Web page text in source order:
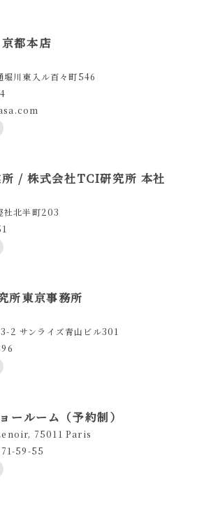
都本店
堀川東入ル百々町546
所 / 株式会社TCI研究所 本社
社北半町203
所東京事務所
2 サンライズ青山ビル301
ールーム（予約制）
75011 Paris
59-55